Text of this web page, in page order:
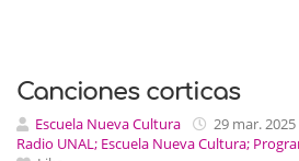
Canciones corticas
Escuela Nueva Cultura 29 mar. 2025
Radio UNAL; Escuela Nueva Cultura;